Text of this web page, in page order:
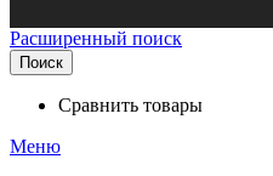
Расширенный поиск
Поиск
Сравнить товары
Меню